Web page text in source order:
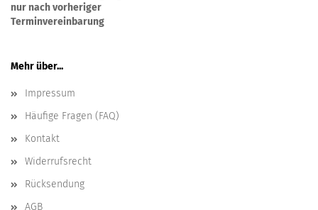
nur nach vorheriger
Terminvereinbarung
Mehr über...
Impressum
Häufige Fragen (FAQ)
Kontakt
Widerrufsrecht
Rücksendung
AGB